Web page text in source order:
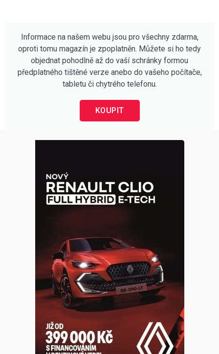
Informace na našem webu jsou pro všechny zdarma,
oproti tomu magazín je zpoplatněn. Můžete si ho tedy
objednat pohodlně až do vaší schránky formou
předplatného tištěné verze anebo do vašeho počítače,
tabletu či chytrého telefonu.
KOUPIT